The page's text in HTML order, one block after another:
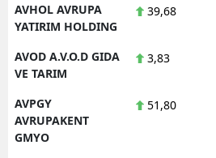
AVHOL AVRUPA
YATIRIM HOLDING
39,68
AVOD A.V.O.D GIDA
VE TARIM
3,83
AVPGY
AVRUPAKENT
GMYO
51,80